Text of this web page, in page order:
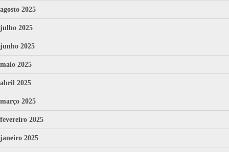
agosto 2025
julho 2025
junho 2025
maio 2025
abril 2025
março 2025
fevereiro 2025
janeiro 2025